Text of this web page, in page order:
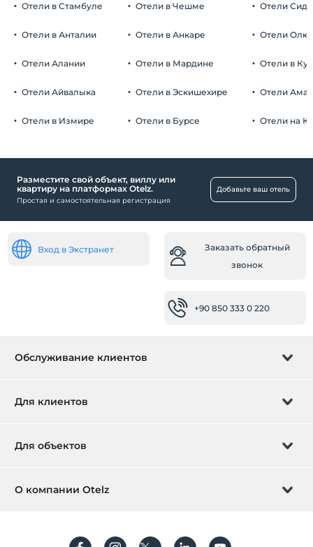
Еда и напитки
Лобби-бар
Номера
Номера для некурящих
Подходящий для детей
Проживание студентам
номера для некурящих
Дети
учреждении.
Отели в Стамбуле
Отели в Анталии
Отели Алании
Отели Айвалыка
Отели в Измире
Отели в Чешме
Отели в Анкаре
Отели в Мардине
Отели в Эскишехире
Отели в Бурсе
Отели Сиде
Отели
Отели в
Отели
Отели на
Разместите свой объект, виллу или
квартиру на платформах Otelz.
Простая и самостоятельная регистрация
Добавьте ваш отель
Вход в Экстранет
Заказать обратный
звонок
+90 850 333 0 220
Обслуживание клиентов
Часто задаваемые вопросы
Для клиентов
Подарочная карта
Для объектов
Добавьте ваш отель
О компании Otelz